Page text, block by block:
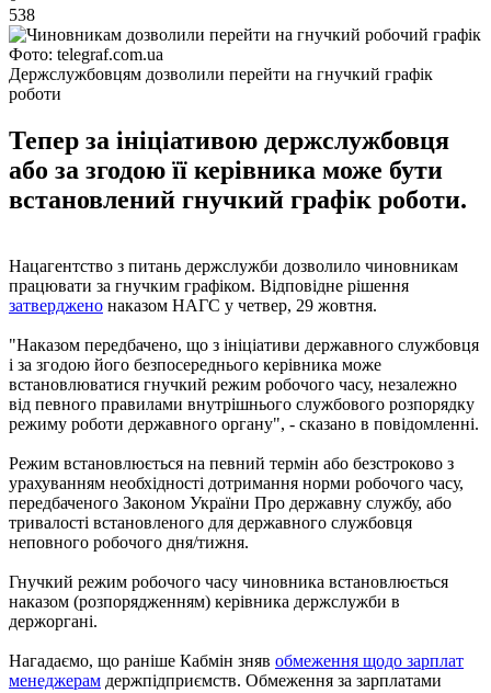
538
Фото: telegraf.com.ua
Держслужбовцям дозволили перейти на гнучкий графік
роботи
Тепер за ініціативою держслужбовця
або за згодою її керівника може бути
встановлений гнучкий графік роботи.
Нацагентство з питань держслужби дозволило чиновникам
працювати за гнучким графіком. Відповідне рішення
затверджено наказом НАГС у четвер, 29 жовтня.
"Наказом передбачено, що з ініціативи державного службовця
і за згодою його безпосереднього керівника може
встановлюватися гнучкий режим робочого часу, незалежно
від певного правилами внутрішнього службового розпорядку
режиму роботи державного органу", - сказано в повідомленні.
Режим встановлюється на певний термін або безстроково з
урахуванням необхідності дотримання норми робочого часу,
передбаченого Законом України Про державну службу, або
тривалості встановленого для державного службовця
неповного робочого дня/тижня.
Гнучкий режим робочого часу чиновника встановлюється
наказом (розпорядженням) керівника держслужби в
держоргані.
Нагадаємо, що раніше Кабмін зняв обмеження щодо зарплат
менеджерам держпідприємств. Обмеження за зарплатами